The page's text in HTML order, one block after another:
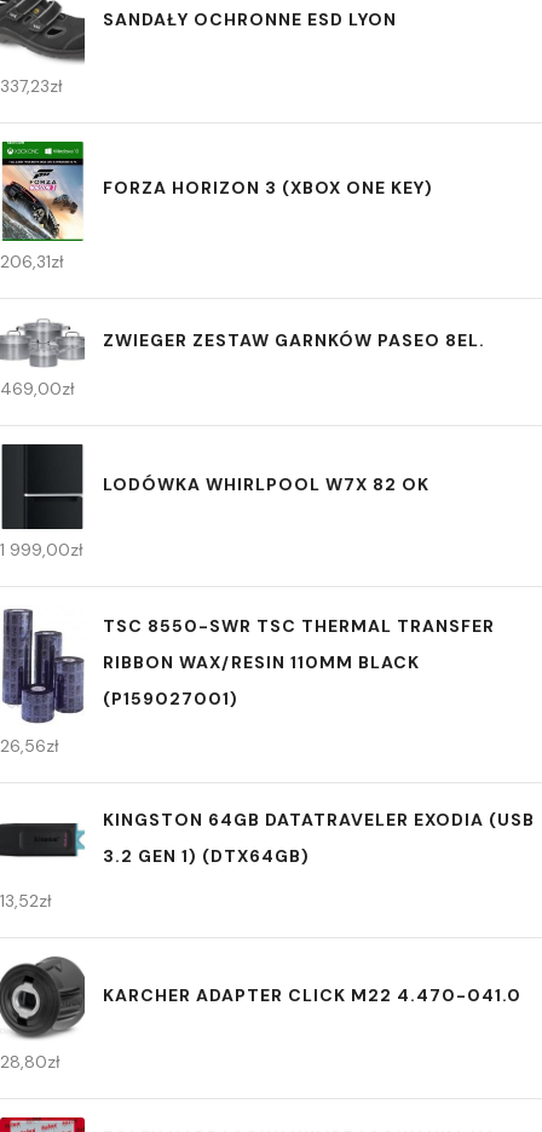
SANDAŁY OCHRONNE ESD LYON
337,23zł
FORZA HORIZON 3 (XBOX ONE KEY)
206,31zł
ZWIEGER ZESTAW GARNKÓW PASEO 8EL.
469,00zł
LODÓWKA WHIRLPOOL W7X 82 OK
1 999,00zł
TSC 8550-SWR TSC THERMAL TRANSFER
RIBBON WAX/RESIN 110MM BLACK
(P159027001)
26,56zł
KINGSTON 64GB DATATRAVELER EXODIA (USB
3.2 GEN 1) (DTX64GB)
13,52zł
KARCHER ADAPTER CLICK M22 4.470-041.0
28,80zł